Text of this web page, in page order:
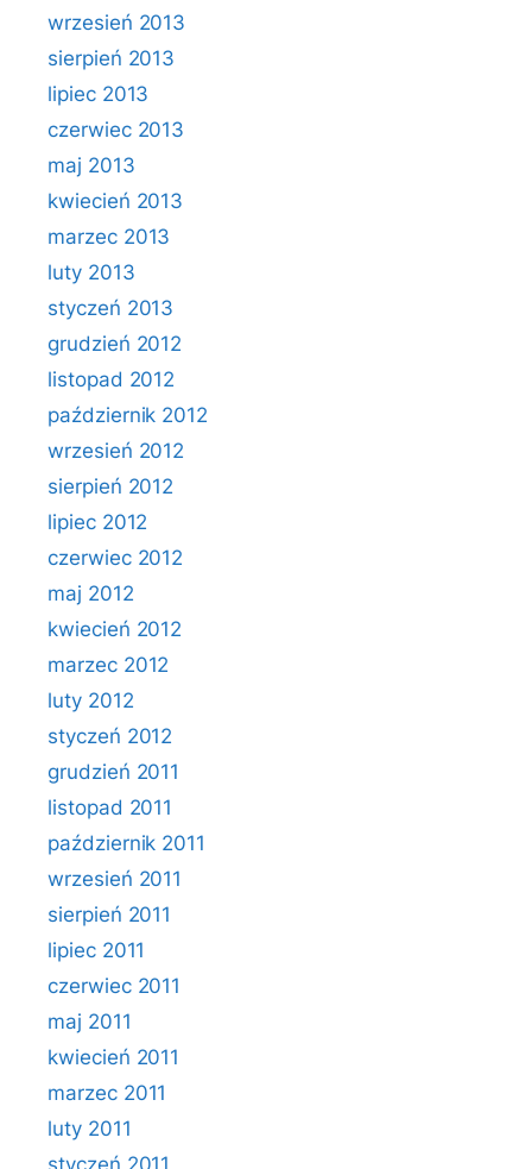
wrzesień 2013
sierpień 2013
lipiec 2013
czerwiec 2013
maj 2013
kwiecień 2013
marzec 2013
luty 2013
styczeń 2013
grudzień 2012
listopad 2012
październik 2012
wrzesień 2012
sierpień 2012
lipiec 2012
czerwiec 2012
maj 2012
kwiecień 2012
marzec 2012
luty 2012
styczeń 2012
grudzień 2011
listopad 2011
październik 2011
wrzesień 2011
sierpień 2011
lipiec 2011
czerwiec 2011
maj 2011
kwiecień 2011
marzec 2011
luty 2011
styczeń 2011